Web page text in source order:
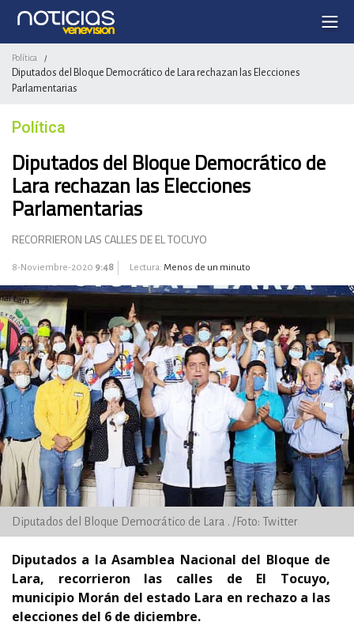
Política /
Diputados del Bloque Democrático de Lara rechazan las Elecciones
Parlamentarias
Política
Diputados del Bloque Democrático de
Lara rechazan las Elecciones
Parlamentarias
RECORRIERON LAS CALLES DE EL TOCUYO
8-Noviembre-2020 9:48 Lectura: Menos de un minuto
Diputados del Bloque Democrático de Lara . /Foto: Twitter
Diputados a la Asamblea Nacional del Bloque de
Lara, recorrieron las calles de El Tocuyo,
municipio Morán del estado Lara en rechazo a las
elecciones del 6 de diciembre.